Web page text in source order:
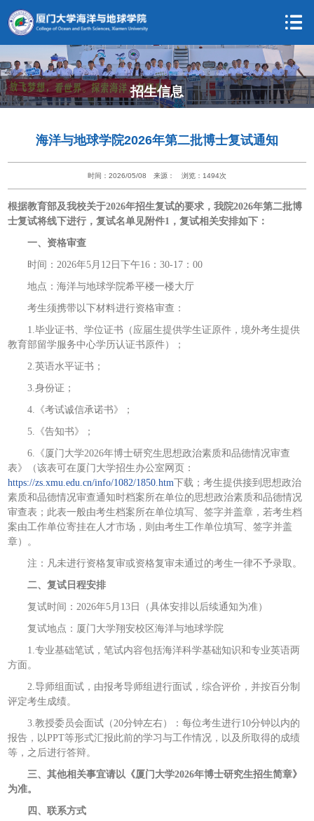
招生信息
海洋与地球学院2026年第二批博士复试通知
时间：2026/05/08 来源： 浏览： 1494次
根据教育部及我校关于2026年招生复试的要求，我院2026年第二批博
士复试将线下进行，复试名单见附件1，复试相关安排如下：
一、资格审查
时间：2026年5月12日下午16：30-17：00
地点：海洋与地球学院希平楼一楼大厅
考生须携带以下材料进行资格审查：
1.毕业证书、学位证书（应届生提供学生证原件，境外考生提供
教育部留学服务中心学历认证书原件）；
2.英语水平证书；
3.身份证；
4.《考试诚信承诺书》；
5.《告知书》；
6.《厦门大学2026年博士研究生思想政治素质和品德情况审查
表》（该表可在厦门大学招生办公室网页：
https://zs.xmu.edu.cn/info/1082/1850.htm下载；考生提供接到思想政治
素质和品德情况审查通知时档案所在单位的思想政治素质和品德情况
审查表；此表一般由考生档案所在单位填写、签字并盖章，若考生档
案由工作单位寄挂在人才市场，则由考生工作单位填写、签字并盖
章）。
注：凡未进行资格复审或资格复审未通过的考生一律不予录取。
二、复试日程安排
复试时间：2026年5月13日（具体安排以后续通知为准）
复试地点：厦门大学翔安校区海洋与地球学院
1.专业基础笔试，笔试内容包括海洋科学基础知识和专业英语两
方面。
2.导师组面试，由报考导师组进行面试，综合评价，并按百分制
评定考生成绩。
3.教授委员会面试（20分钟左右）：每位考生进行10分钟以内的
报告，以PPT等形式汇报此前的学习与工作情况，以及所取得的成绩
等，之后进行答辩。
三、其他相关事宜请以《厦门大学2026年博士研究生招生简章》
为准。
四、联系方式